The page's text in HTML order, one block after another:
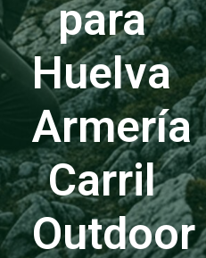
para
Huelva
Armería
Carril
Outdoor